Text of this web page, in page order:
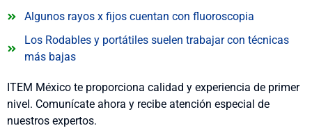
Algunos rayos x fijos cuentan con fluoroscopia
Los Rodables y portátiles suelen trabajar con técnicas
más bajas
ITEM México te proporciona calidad y experiencia de primer
nivel. Comunícate ahora y recibe atención especial de
nuestros expertos.